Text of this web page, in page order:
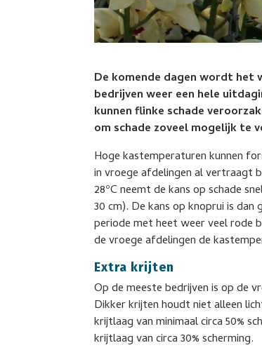
De komende dagen wordt
bedrijven weer een hele
kunnen flinke schade
om schade zoveel mogelijk te
Hoge kastemperaturen kunnen
in vroege afdelingen al vertraagt
28ºC neemt de kans op schade
30 cm). De kans op knoprui is
periode met heet weer veel rode
de vroege afdelingen de
Extra krijten
Op de meeste bedrijven is op de
Dikker krijten houdt niet alleen
krijtlaag van minimaal circa 50%
krijtlaag van circa 30% scherming.